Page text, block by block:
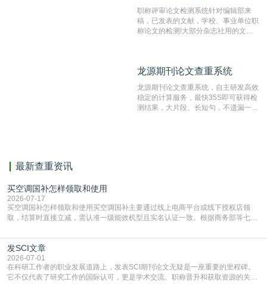
职称评审论文检测系统针对编辑部来
稿，已发表的文献，学校、事业单位职
称论文的检测!大部分杂志社用的文献
编辑部检测来稿和已发表的文献,检测
测时注意填写第一作者,才能排除已发
表文献复制比。（限制字符数1万）
龙源期刊论文查重系统
龙源期刊论文查重系统，自主研发高效
稳定的计算服务，最快35S即可获得检
测结果，大片段、长短句，不遗漏一处
最新查重资讯
买空调国补怎样领取和使用
2026-07-17
买空调国补怎样领取和使用买空调国补主要通过线上电商平台或线下授权店领
取，结算时直接立减‌，需认准一级能效机型且实名认证一致。根据商务部等七部
能领到补贴首选‌京东APP‌搜索专属口令(如【家电补贴1637】、【国补立省
4949】等，口令会随活动更新，以页面显示为准)进入补贴专场。淘宝/天猫也可
复制粘贴【8$FKFGgJq
发SCI文章
2026-07-01
在科研工作者的职业发展道路上，发表SCI期刊论文无疑是一座重要的里程碑。
它不仅代表了研究工作的国际认可，更是学术交流、职称晋升和获取资源的关键